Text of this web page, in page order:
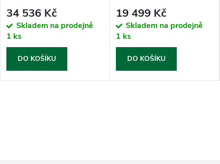
34 536 Kč
Skladem na prodejně
1 ks
DO KOŠÍKU
19 499 Kč
Skladem na prodejně
1 ks
DO KOŠÍKU